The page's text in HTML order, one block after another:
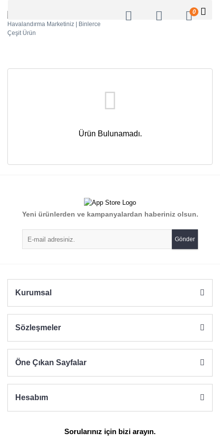
0
Ürün Bulunamadı.
Yeni ürünlerden ve kampanyalardan haberiniz olsun.
Gönder
Kurumsal
Sözleşmeler
Öne Çıkan Sayfalar
Hesabım
Sorularınız için bizi arayın.